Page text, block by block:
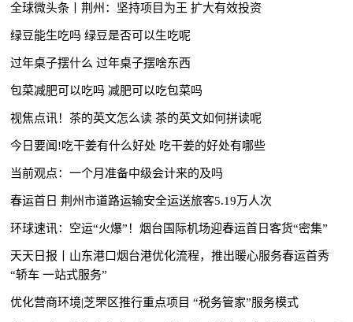
全球微头条丨荆州：坚持项目为王 扩大有效投资
绿豆能生吃吗 绿豆是否可以生吃呢
过年桌子摆什么 过年桌子摆啥东西
包菜减肥可以吃吗 减肥可以吃包菜吗
视焦点讯！茶的英文怎么读 茶的英文如何拼读呢
今日要闻!吃干姜有什么好处 吃干姜的好处有哪些
当前观点：一个月准备中级会计来的及吗
春运首日 荆州市道路运输安全运送旅客5.19万人次
环球速讯：空运“火爆”！烟台国际机场迎春运首日客货“密集”
天天日报丨山东港口烟台港优化流程，推出暖心服务春运首秀
“轿车 一站式服务”
优化营商环境|芝罘区推行重点项目 “税务管家”服务模式